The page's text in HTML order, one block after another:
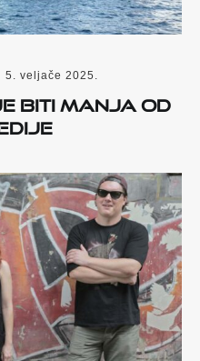
5. veljače 2025.
biti manja od